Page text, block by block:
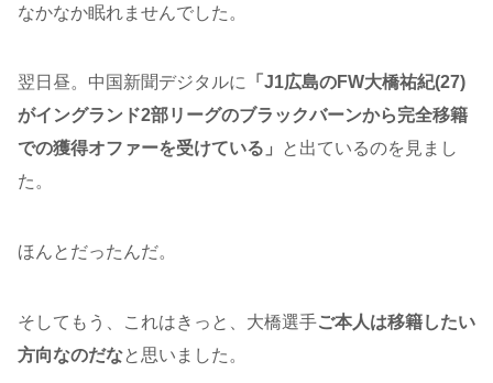
なかなか眠れませんでした。
翌日昼。中国新聞デジタルに
「J1広島のFW大橋祐紀(27)
がイングランド2部リーグのブラックバーンから完全移籍
での獲得オファーを受けている」
と出ているのを見まし
た。
ほんとだったんだ。
そしてもう、これはきっと、大橋選手ご本人は移籍したい
方向なのだなと思いました。